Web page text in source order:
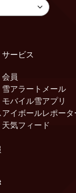
サービス
会員
雪アラートメール
モバイル雪アプリ
アイボールレポータ
天気フィード